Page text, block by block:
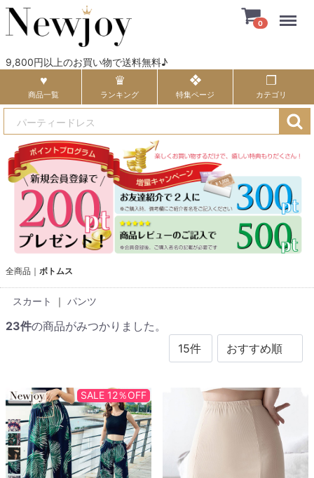
9,800円以上のお買い物で送料無料♪
0
商品一覧 ランキング 特集ページ カテゴリ
全商品 ボトムス
スカート ｜ パンツ
23件の商品がみつかりました。
SALE 12％OFF